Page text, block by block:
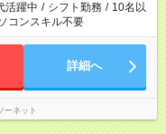
活躍中 / シフト勤務 / 10名以
コンスキル不要
詳細へ
ーネット